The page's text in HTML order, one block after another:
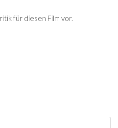
für diesen Film vor.